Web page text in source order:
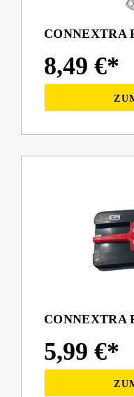
CONNEXTRA
8,49 €*
CONNEXTRA
5,99 €*